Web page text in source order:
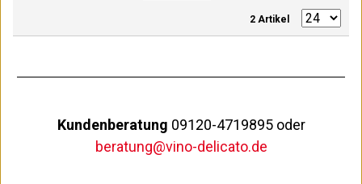
2 Artikel
Kundenberatung 09120-4719895 oder
beratung@vino-delicato.de